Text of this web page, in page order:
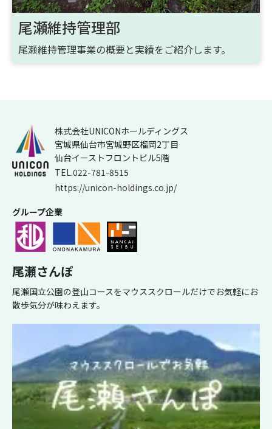
尾瀬維持管理部
尾瀬維持管理事業の概要と実績をご紹介します。
株式会社UNICONホールディングス
宮城県仙台市宮城野区榴岡2丁目
仙台イーストフロントビル5階
TEL.022-781-8515
https://unicon-holdings.co.jp/
グループ企業
尾瀬さんぽ
尾瀬国立公園の登山コースをマウススクロールだけでお気軽にお
散歩気分が味わえます。